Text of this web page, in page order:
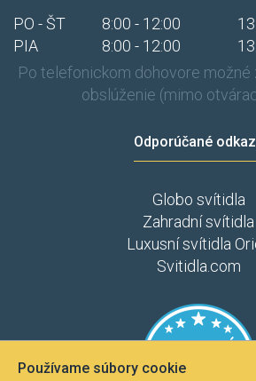
PO - ŠT 8:00 - 12:00
PIA
8:00 - 12:00
Po telefonickom dohovore možné
obslúženie (mimo
Odporúčané
Globo svítidla
Zahradní svítidla
Luxusní svítidla
Svitidla.com
Používame súbory cookie